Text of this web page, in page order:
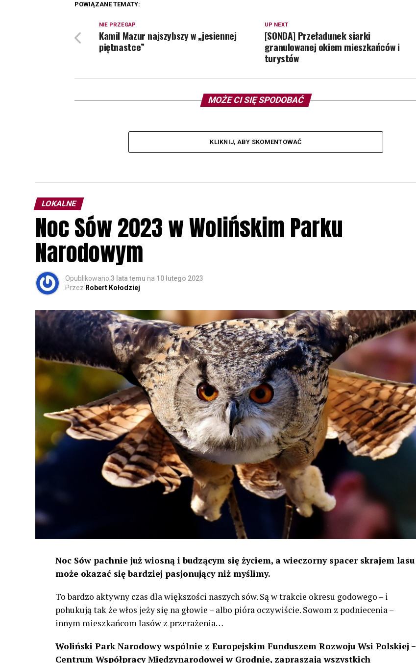
POWIĄZANE TEMATY:
UP NEXT
[SONDA] Przeładunek siarki
granulowanej okiem mieszkańców i
turystów
NIE PRZEGAP
Kamil Mazur najszybszy w „jesiennej
piętnastce”
MOŻE CI SIĘ SPODOBAĆ
KLIKNIJ, ABY SKOMENTOWAĆ
LOKALNE
Noc Sów 2023 w Wolińskim Parku
Narodowym
Opublikowano 3 lata temu na 10 lutego 2023
Przez Robert Kołodziej
Noc Sów pachnie już wiosną i budzącym się życiem, a wieczorny spacer skrajem lasu
może okazać się bardziej pasjonujący niż myślimy.
To bardzo aktywny czas dla większości naszych sów. Są w trakcie okresu godowego – i
pohukują tak że włos jeży się na głowie – albo pióra oczywiście. Sowom z podniecenia –
innym mieszkańcom lasów z przerażenia…
Woliński Park Narodowy wspólnie z Europejskim Funduszem Rozwoju Wsi Polskiej –
Centrum Współpracy Międzynarodowej w Grodnie, zapraszają wszystkich